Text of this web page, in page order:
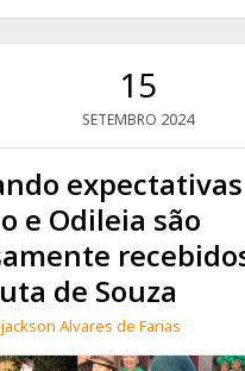
ITINERANTE
15
SETEMBRO 2024
expectativas
e Odileia são
de Souza
Alvares de Farias